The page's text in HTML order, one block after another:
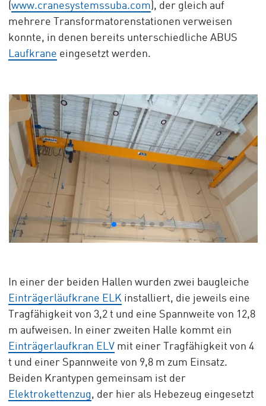
(www.cranesystemssuba.com), der gleich auf
mehrere Transformatorenstationen verweisen
konnte, in denen bereits unterschiedliche ABUS
Laufkrane eingesetzt werden.
In einer der beiden Hallen wurden zwei baugleiche
Einträgerläufkrane ELKinstalliert, die jeweils eine
Tragfähigkeit von 3,2 t und eine Spannweite von 12,8
m aufweisen. In einer zweiten Halle kommt ein
Einträgerlaufkran ELVmit einer Tragfähigkeit von 4
t und einer Spannweite von 9,8 m zum Einsatz.
Beiden Krantypen gemeinsam ist der
Elektrokettenzug, der hier als Hebezeug eingesetzt